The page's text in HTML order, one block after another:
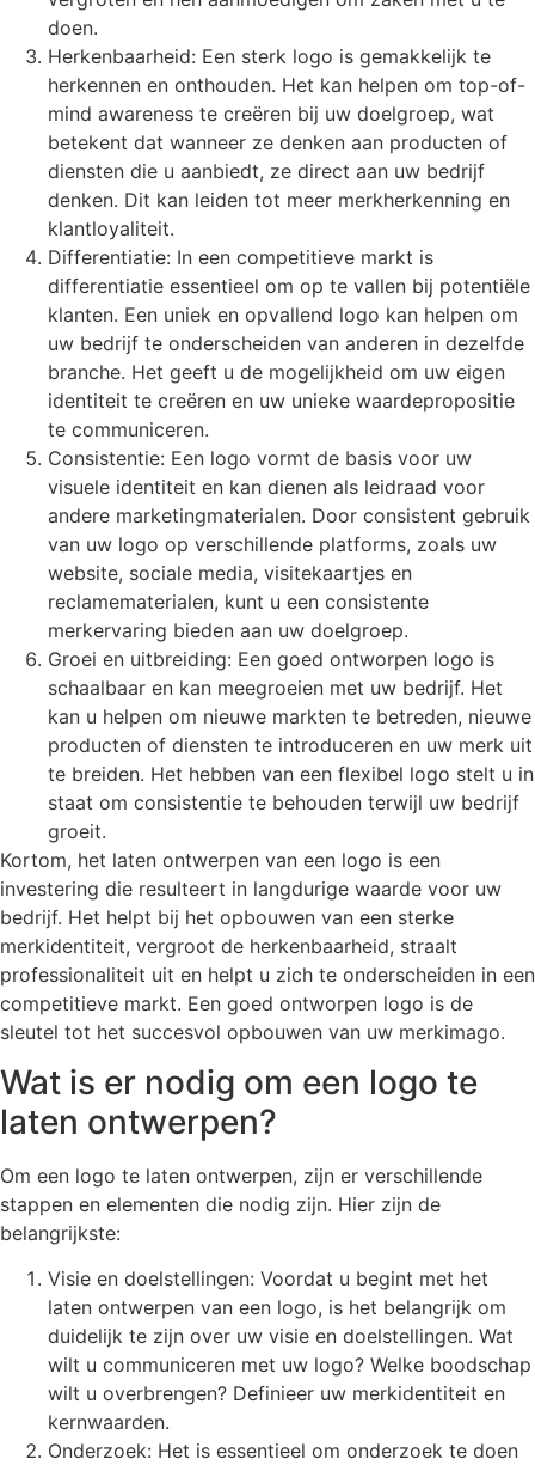
doen.
Herkenbaarheid: Een sterk logo is gemakkelijk te
herkennen en onthouden. Het kan helpen om top-of-
mind awareness te creëren bij uw doelgroep, wat
betekent dat wanneer ze denken aan producten of
diensten die u aanbiedt, ze direct aan uw bedrijf
denken. Dit kan leiden tot meer merkherkenning en
klantloyaliteit.
Differentiatie: In een competitieve markt is
differentiatie essentieel om op te vallen bij potentiële
klanten. Een uniek en opvallend logo kan helpen om
uw bedrijf te onderscheiden van anderen in dezelfde
branche. Het geeft u de mogelijkheid om uw eigen
identiteit te creëren en uw unieke waardepropositie
te communiceren.
Consistentie: Een logo vormt de basis voor uw
visuele identiteit en kan dienen als leidraad voor
andere marketingmaterialen. Door consistent gebruik
van uw logo op verschillende platforms, zoals uw
website, sociale media, visitekaartjes en
reclamematerialen, kunt u een consistente
merkervaring bieden aan uw doelgroep.
Groei en uitbreiding: Een goed ontworpen logo is
schaalbaar en kan meegroeien met uw bedrijf. Het
kan u helpen om nieuwe markten te betreden, nieuwe
producten of diensten te introduceren en uw merk uit
te breiden. Het hebben van een flexibel logo stelt u in
staat om consistentie te behouden terwijl uw bedrijf
groeit.
Kortom, het laten ontwerpen van een logo is een
investering die resulteert in langdurige waarde voor uw
bedrijf. Het helpt bij het opbouwen van een sterke
merkidentiteit, vergroot de herkenbaarheid, straalt
professionaliteit uit en helpt u zich te onderscheiden in een
competitieve markt. Een goed ontworpen logo is de
sleutel tot het succesvol opbouwen van uw merkimago.
Wat is er nodig om een logo te
laten ontwerpen?
Om een logo te laten ontwerpen, zijn er verschillende
stappen en elementen die nodig zijn. Hier zijn de
belangrijkste:
Visie en doelstellingen: Voordat u begint met het
laten ontwerpen van een logo, is het belangrijk om
duidelijk te zijn over uw visie en doelstellingen. Wat
wilt u communiceren met uw logo? Welke boodschap
wilt u overbrengen? Definieer uw merkidentiteit en
kernwaarden.
Onderzoek: Het is essentieel om onderzoek te doen